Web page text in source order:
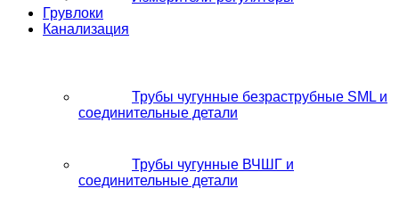
Грувлоки
Канализация
Трубы чугунные безраструбные SML и
соединительные детали
Трубы чугунные ВЧШГ и
соединительные детали